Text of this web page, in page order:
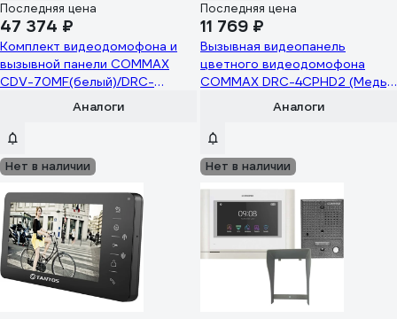
Последняя цена
47 374 ₽
Комплект видеодомофона и
вызывной панели COMMAX
CDV-70MF(белый)/DRC-
4PIP(серебро)Аналоги
Последняя цена
11 769 ₽
Вызывная видеопанель
цветного видеодомофона
COMMAX DRC-4CPHD2 (Медь)
DRC-4CPHD2(BROWN)
Аналоги
Нет в наличии Нет в наличии